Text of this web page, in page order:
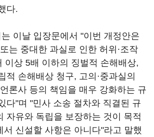
다.
이날 입장문에서 "이번 개정안은
는 중대한 과실로 인한 허위·조작
이상 5배 이하의 징벌적 손해배상,
적 손해배상 청구, 고의·중과실의
론사 등의 책임을 매우 강화하는 규
다"며 "민사 소송 절차와 직결된 규
자유와 독립을 보장하는 것이 목적
서 신설할 사항은 아니다"라고 말했